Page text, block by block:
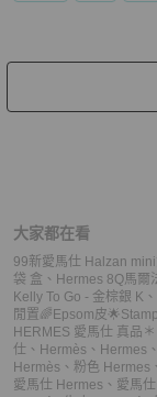
大家都在看
99新愛馬仕 Halzan
袋 盒 、 Hermes 8Q馬爾
Kelly To Go - 金棕銀 K 、
閒置🌈Epsom皮
HERMES 愛馬仕 真品
仕 、 Hermès 、 Hermes 、
Hermès 、 粉色 Hermes 、
愛馬仕 Hermes 、 愛馬